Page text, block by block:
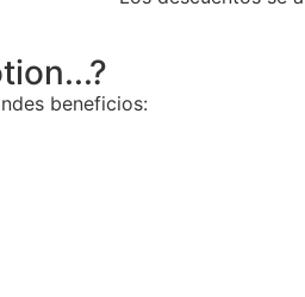
beneficios: